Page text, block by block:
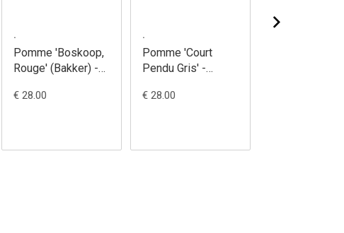
.
Pomme 'Boskoop,
Rouge' (Bakker) -
€ 28.00
.
Pomme 'Court
Pendu Gris' -
€ 28.00